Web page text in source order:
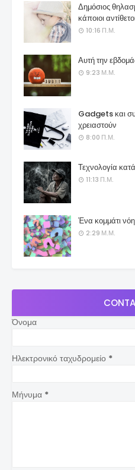
Δημόσιος
κάποιοι
10:16 Π.Μ.
Αυτή την
9:23 Μ.Μ.
Gadgets και
χρειαστούν
8:00 Π.Μ.
Τεχνολογία
11:13 Π.Μ.
Ένα κομμάτι
2:29 Μ.Μ.
Όνομα
Ηλεκτρονικό ταχυδρομείο *
Μήνυμα *